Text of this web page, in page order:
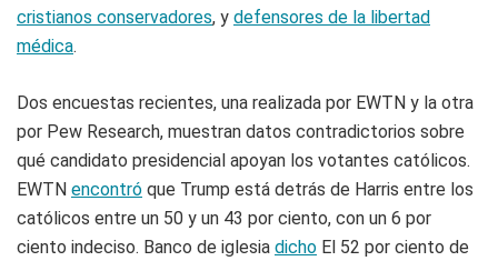
cristianos conservadores, y defensores de la libertad
médica.
Dos encuestas recientes, una realizada por EWTN y la otra
por Pew Research, muestran datos contradictorios sobre
qué candidato presidencial apoyan los votantes católicos.
EWTN encontró que Trump está detrás de Harris entre los
católicos entre un 50 y un 43 por ciento, con un 6 por
ciento indeciso. Banco de iglesia dicho El 52 por ciento de